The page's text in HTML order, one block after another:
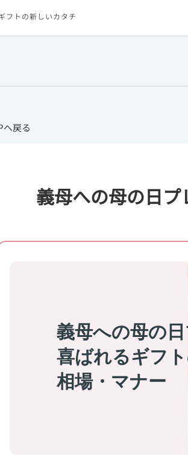
フトの新しいカタチ
へ戻る
義母への母の日プ
義母への母の
喜ばれるギフ
相場・マナー